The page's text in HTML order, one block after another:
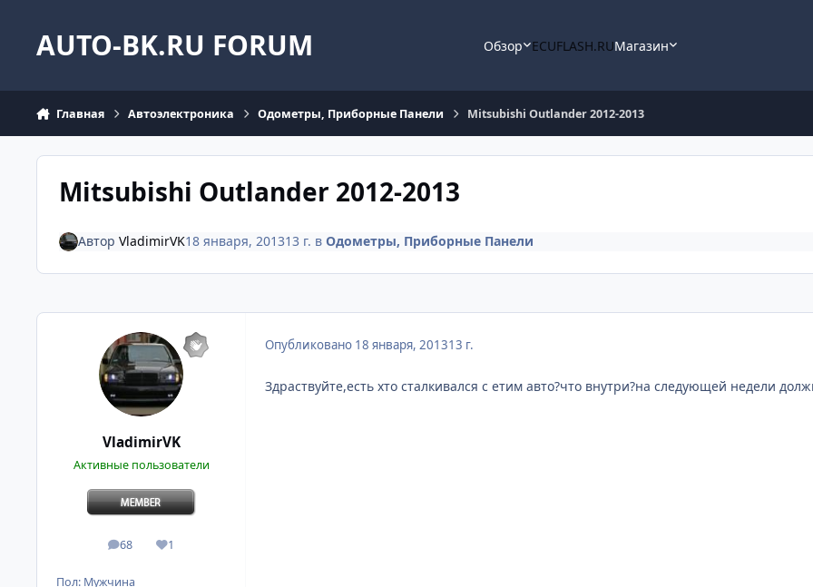
AUTO-BK.RU FORUM Обзор ECUFLASH.RUМагазин
Главная Автоэлектроника Одометры, Приборные Панели Mitsubishi Outlander 2012-2013
Mitsubishi Outlander 2012-2013
Автор VladimirVK18 января, 201313 г. в Одометры, Приборные Панели
VladimirVK
Активные пользователи
68
сообщения
1
Репутация
Пол: Мужчина
Опубликовано 18 января, 201313 г.
Здраствуйте,есть хто сталкивался с етим авто?что внутри?на следующей недели